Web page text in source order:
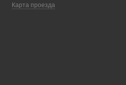
Карта проезда